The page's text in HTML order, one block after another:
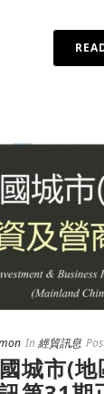
In經貿訊息
城市(